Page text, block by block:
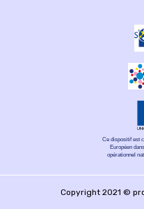
Ce dispositif est
Européen
opérationnel
Copyright 2021 ©